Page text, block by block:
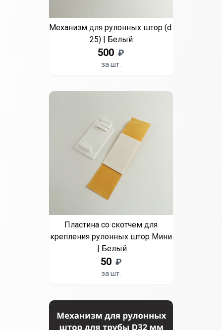
Механизм для рулонных штор (d.
25) | Белый
500 ₽
за шт.
Пластина со скотчем для
крепления рулонных штор Мини
| Белый
50 ₽
за шт.